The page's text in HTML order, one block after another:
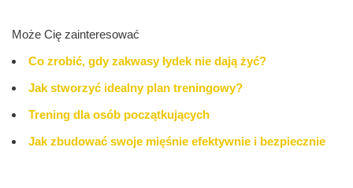
Może Cię zainteresować
Co zrobić, gdy zakwasy łydek nie dają żyć?
Jak stworzyć idealny plan treningowy?
Trening dla osób początkujących
Jak zbudować swoje mięśnie efektywnie i bezpiecznie